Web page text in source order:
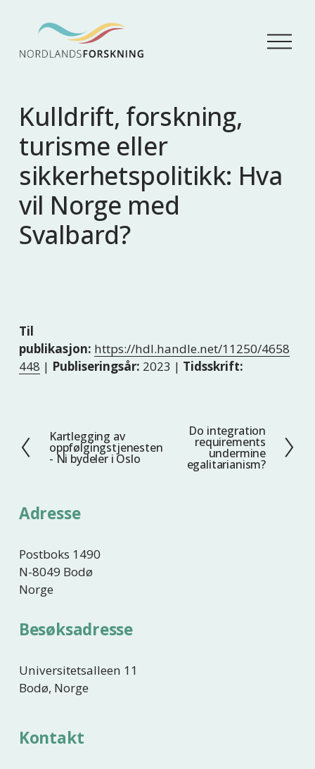
Å
p
Kulldrift, forskning,
turisme eller
sikkerhetspolitikk: Hva
vil Norge med
Svalbard?
Til
publikasjon: https://hdl.handle.net/11250/4658
448 | Publiseringsår: 2023 | Tidsskrift:
F
o
i
Kartlegging av
oppfølgingstjenesten
- Ni bydeler i Oslo
e
Do integration
requirements
undermine
egalitarianism?
Adresse
Postboks 1490
N-8049 Bodø
Norge
Besøksadresse
Universitetsalleen 11
Bodø, Norge
Kontakt